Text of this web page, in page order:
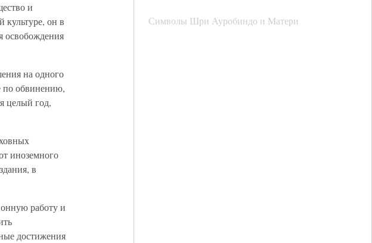
Символы Шри Ауробиндо и Матери
и
культуре, он в
освобождения
на одного
по обвинению,
целый год,
иноземного
в
работу и
достижения